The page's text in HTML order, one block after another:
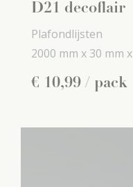
D21 decoflair
Plafondlijsten
2000 mm x 30 mm x
€ 10,99 / pack